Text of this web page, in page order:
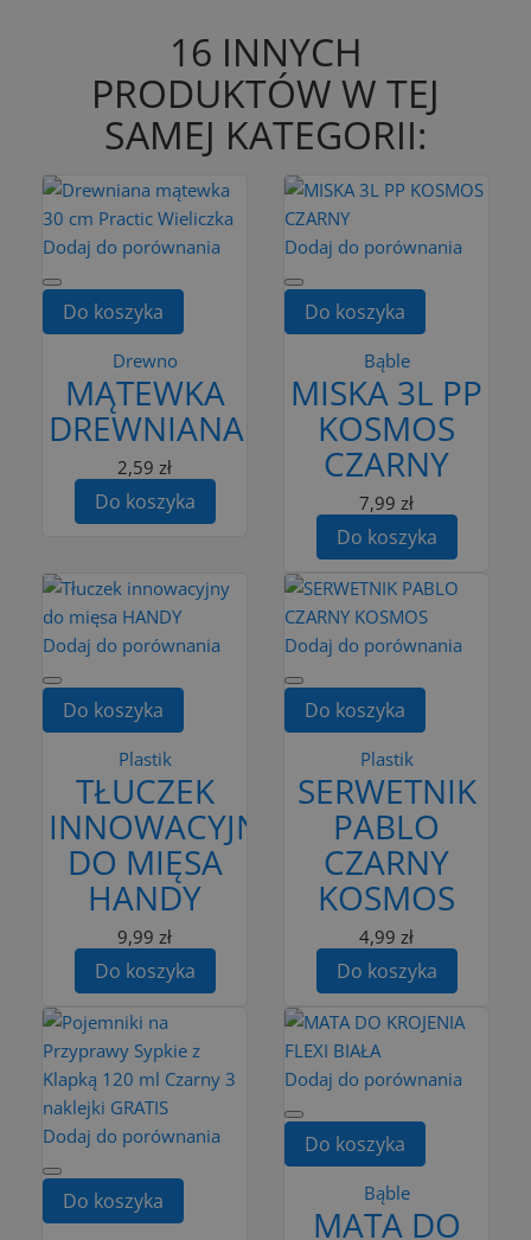
16 INNYCH
PRODUKTÓW W TEJ
SAMEJ KATEGORII:
Dodaj do porównania
Do koszyka
Drewno
MĄTEWKA
DREWNIANA
2,59 zł
Do koszyka
Dodaj do porównania
Do koszyka
Bąble
MISKA 3L PP
KOSMOS
CZARNY
7,99 zł
Do koszyka
Dodaj do porównania
Do koszyka
Plastik
TŁUCZEK
INNOWACYJNY
DO MIĘSA
HANDY
9,99 zł
Do koszyka
Dodaj do porównania
Do koszyka
Plastik
SERWETNIK
PABLO
CZARNY
KOSMOS
4,99 zł
Do koszyka
Dodaj do porównania
Do koszyka
Dodaj do porównania
Do koszyka
Bąble
MATA DO